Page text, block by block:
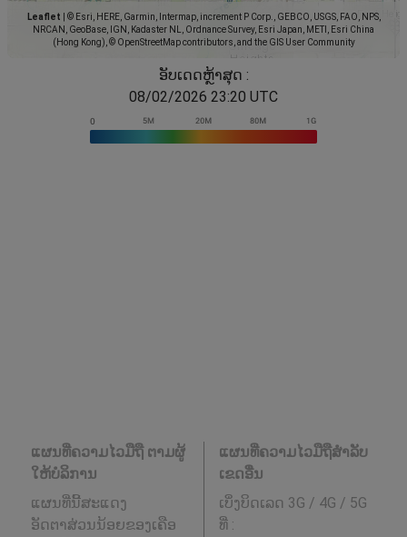
Leaflet
© Esri, HERE, Garmin, Intermap, increment P Corp., GEBCO, USGS, FAO, NPS,
NRCAN, GeoBase, IGN, Kadaster NL, Ordnance Survey, Esri Japan, METI, Esri China
(Hong Kong), © OpenStreetMap contributors, and the GIS User Community
ອັບເດດຫຼ້າສຸດ :
08/02/2026 23:20 UTC
ແຜນທີ່ຄວາມໄວມືຖື ຕາມຜູ້
ໃຫ້ບໍລິການ
ແຜນທີ່ນີ້ສະແດງ
ອັດຕາສ່ວນນ້ອຍຂອງເຄືອ
ແຜນທີ່ຄວາມໄວມືຖືສໍາລັບ
ເຂດອື່ນ
ເບິ່ງບິດເລດ 3G / 4G / 5G
ທີ່ :